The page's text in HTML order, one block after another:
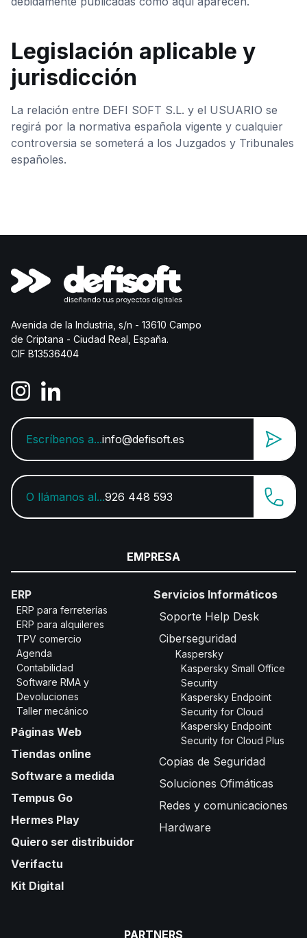
Legislación aplicable y
jurisdicción
La relación entre DEFI SOFT S.L. y el USUARIO se
regirá por la normativa española vigente y cualquier
controversia se someterá a los Juzgados y Tribunales
españoles.
Avenida de la Industria, s/n - 13610 Campo
de Criptana - Ciudad Real, España.
CIF B13536404
Escríbenos a...info@defisoft.es
O llámanos al...926 448 593
EMPRESA
ERP
ERP para ferreterías
ERP para alquileres
TPV comercio
Agenda
Contabilidad
Software RMA y
Devoluciones
Taller mecánico
Páginas Web
Tiendas online
Software a medida
Tempus Go
Hermes Play
Quiero ser distribuidor
Verifactu
Kit Digital
Servicios Informáticos
Soporte Help Desk
Ciberseguridad
Kaspersky
Kaspersky Small Office
Security
Kaspersky Endpoint
Security for Cloud
Kaspersky Endpoint
Security for Cloud Plus
Copias de Seguridad
Soluciones Ofimáticas
Redes y comunicaciones
Hardware
PARTNERS